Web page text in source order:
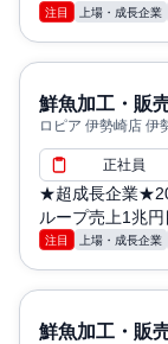
注目 上場・成長企業
鮮魚加工・販
ロピア 伊勢崎店 伊
正社員
★超成長企業
ループ売上1兆
注目 上場・成長企業
鮮魚加工・販